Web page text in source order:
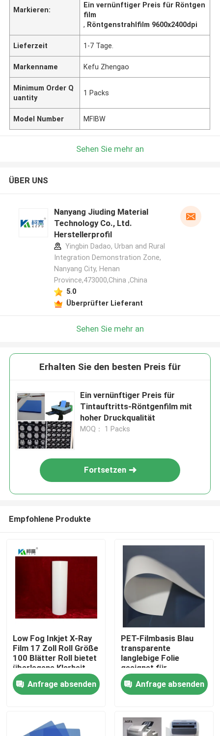
Startseite
Über uns
Markieren:
Ein vernünftiger Preis für Röntgen
film
, Röntgenstrahlfilm 9600x2400dpi
Lieferzeit 1-7 Tage.
Markenname Kefu Zhengao
Minimum Order Q
uantity
1 Packs
Model Number MFIBW
Sehen Sie mehr an
ÜBER UNS
Nanyang Jiuding Material
Technology Co., Ltd.
Herstellerprofil
Yingbin Dadao, Urban and Rural
Integration Demonstration Zone,
Nanyang City, Henan
Province,473000,China ,China
5.0
Überprüfter Lieferant
Sehen Sie mehr an
Erhalten Sie den besten Preis für
Ein vernünftiger Preis für
Tintauftritts-Röntgenfilm mit
hoher Druckqualität
MOQ： 1 Packs
Fortsetzen
Empfohlene Produkte
Low Fog Inkjet X-Ray
Film 17 Zoll Roll Größe
100 Blätter Roll bietet
überlegene Klarheit
und Detail für
radiographische
Bildgebung
Anfrage absenden
PET-Filmbasis Blau
transparente
langlebige Folie
geeignet für
industrielle
Verpackungs- und
Druckanwendungen
Kosten
Anfrage absenden